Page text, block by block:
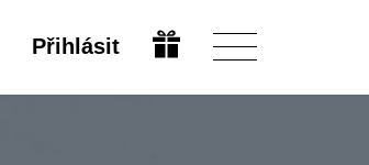
Přihlásit